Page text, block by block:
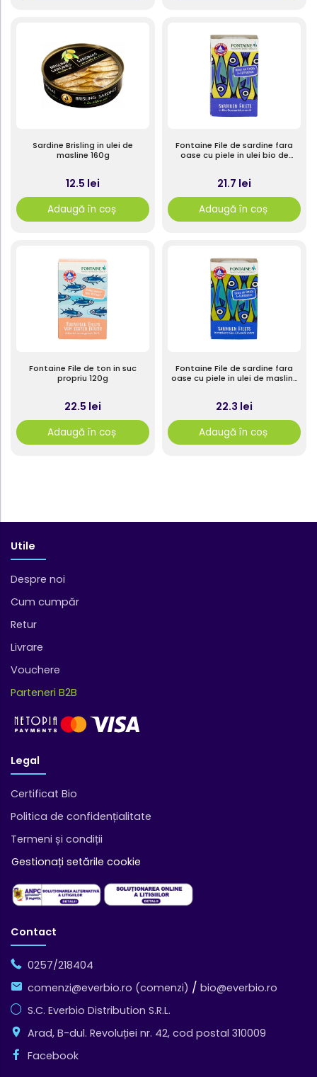
Sardine Brisling in ulei de
masline 160g
12.5 lei
Adaugă în coș
Fontaine File de sardine fara
oase cu piele in ulei bio de
21.7 lei
Adaugă în coș
Fontaine File de ton in suc
propriu 120g
22.5 lei
Adaugă în coș
Fontaine File de sardine fara
oase cu piele in ulei de masline
22.3 lei
Adaugă în coș
Utile
Despre noi
Cum cumpăr
Retur
Livrare
Vouchere
Parteneri B2B
Legal
Certificat Bio
Politica de confidențialitate
Termeni și condiții
Gestionați setările cookie
Contact
0257/218404
comenzi@everbio.ro (comenzi) / bio@everbio.ro
S.C. Everbio Distribution S.R.L.
Arad, B-dul. Revoluției nr. 42, cod postal 310009
Facebook